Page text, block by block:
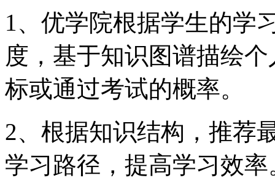
1、优学院根据学生的学
度，基于知识图谱描绘
标或通过考试的概率。
2、根据知识结构，推荐
学习路径，提高学习效率